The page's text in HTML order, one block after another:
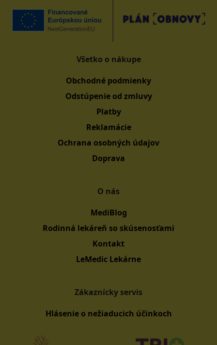
Všetko o nákupe
Obchodné podmienky
Odstúpenie od zmluvy
Platby
Reklamácie
Ochrana osobných údajov
Doprava
O nás
MediBlog
Rodinná lekáreň so skúsenosťami
Kontakt
LeMedic Lekárne
Zákaznícky servis
Hlásenie o nežiaducich účinkoch